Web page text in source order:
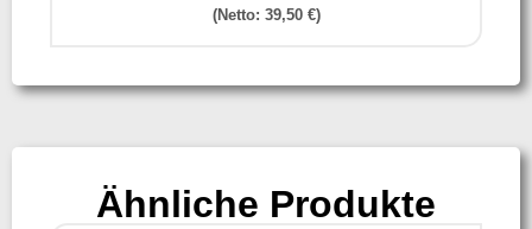
(Netto: 39,50 €)
Ähnliche Produkte